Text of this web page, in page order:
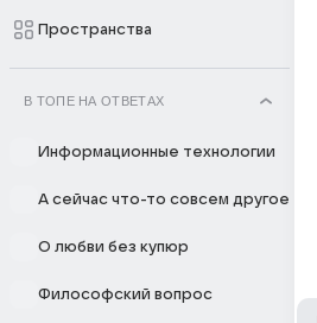
Пространства
В ТОПЕ НА ОТВЕТАХ
Информационные технологии
А сейчас что-то совсем другое
О любви без купюр
Философский вопрос